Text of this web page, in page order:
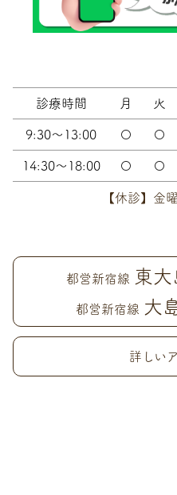
診療時間 月 火
9:30～13:00 〇 〇
14:30～18:00 〇 〇
【休診】金
都営新宿線 東大
都営新宿線 大
詳しい